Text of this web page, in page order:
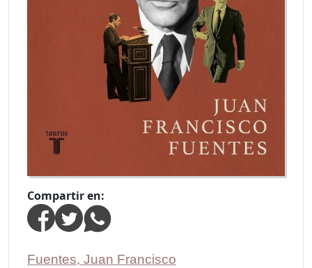
Compartir en:
Fuentes, Juan Francisco